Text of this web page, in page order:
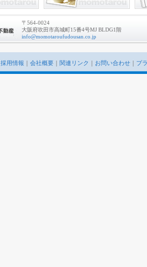
〒564-0024
大阪府吹田市高城町15番4号MJ BLDG1階
info@momotaroufudousan.co.jp
採用情報 会社概要 関連リンク お問い合わせ プ